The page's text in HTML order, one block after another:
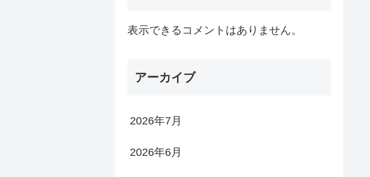
表示できるコメントはありません。
アーカイブ
2026年7月
2026年6月